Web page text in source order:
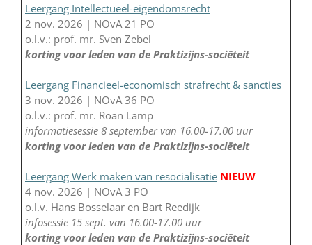
Leergang Intellectueel-eigendomsrecht
2 nov. 2026 | NOvA 21 PO
o.l.v.: prof. mr. Sven Zebel
korting voor leden van de Praktizijns-sociëteit
Leergang Financieel-economisch strafrecht & sancties
3 nov. 2026 | NOvA 36 PO
o.l.v.: prof. mr. Roan Lamp
informatiesessie 8 september van 16.00-17.00 uur
korting voor leden van de Praktizijns-sociëteit
Leergang Werk maken van resocialisatie NIEUW
4 nov. 2026 | NOvA 3 PO
o.l.v. Hans Bosselaar en Bart Reedijk
infosessie 15 sept. van 16.00-17.00 uur
korting voor leden van de Praktizijns-sociëteit